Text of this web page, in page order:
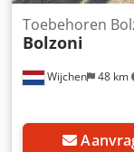
Wijchen 48 km
Toebehoren
Bolzoni